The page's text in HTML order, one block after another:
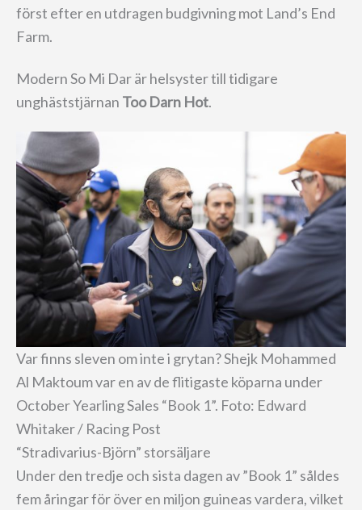
först efter en utdragen budgivning mot Land’s End
Farm.
Modern So Mi Dar är helsyster till tidigare
unghäststjärnan Too Darn Hot.
Var finns sleven om inte i grytan? Shejk Mohammed
Al Maktoum var en av de flitigaste köparna under
October Yearling Sales “Book 1”. Foto: Edward
Whitaker / Racing Post
“Stradivarius-Björn” storsäljare
Under den tredje och sista dagen av ”Book 1” såldes
fem åringar för över en miljon guineas vardera, vilket